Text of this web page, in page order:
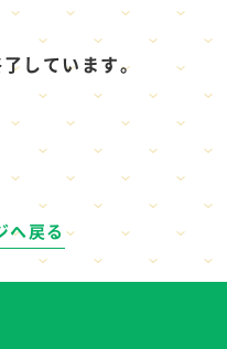
しています。
へ戻る